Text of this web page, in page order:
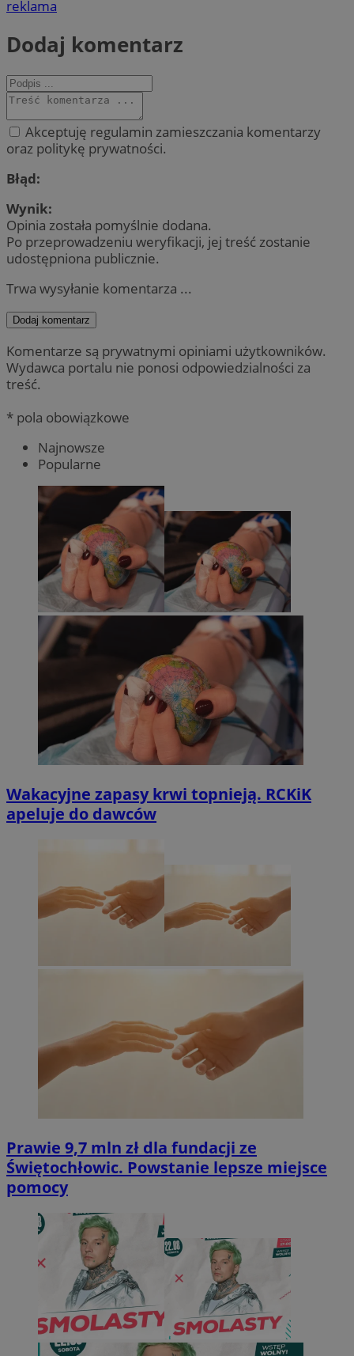
reklama
Dodaj komentarz
Akceptuję regulamin zamieszczania komentarzy
oraz politykę prywatności.
Błąd:
Wynik:
Opinia została pomyślnie dodana.
Po przeprowadzeniu weryfikacji, jej treść zostanie
udostępniona publicznie.
Trwa wysyłanie komentarza ...
Dodaj komentarz
Komentarze są prywatnymi opiniami użytkowników.
Wydawca portalu nie ponosi odpowiedzialności za
treść.
* pola obowiązkowe
Najnowsze
Popularne
Wakacyjne zapasy krwi topnieją. RCKiK
apeluje do dawców
Prawie 9,7 mln zł dla fundacji ze
Świętochłowic. Powstanie lepsze miejsce
pomocy